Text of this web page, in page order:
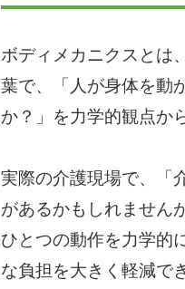
ボディメカニクスとは
葉で、「人が身体を動
か？」を力学的観点か
実際の介護現場で、「
があるかもしれません
ひとつの動作を力学的
な負担を大きく軽減で